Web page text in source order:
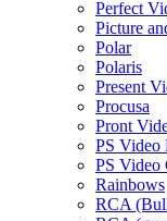
Perfect
Picture
Polar
Polaris
Present
Procusa
Pront
PS Video
PS Video
Rainbows
RCA